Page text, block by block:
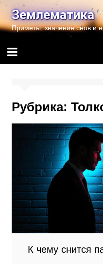
Перейти
содержимому
Землематика
Приметы, значение снов и
Рубрика:
К чему снится